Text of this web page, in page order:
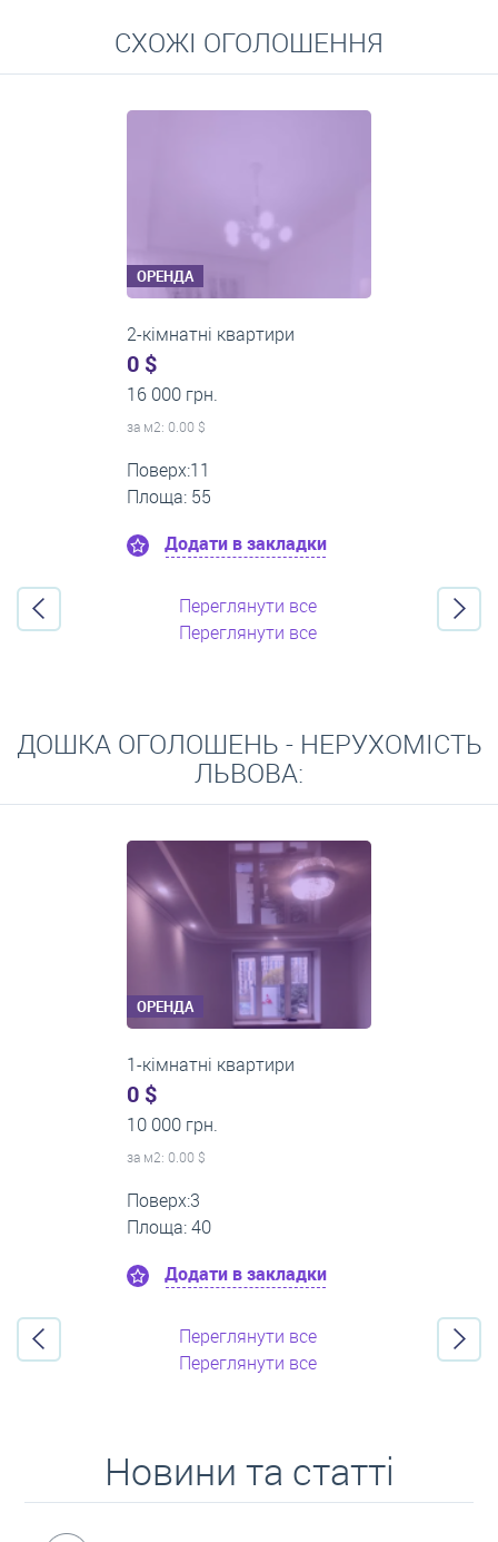
Середні ціни на довготривалу оренду квартир, особняків,
кімнат
СХОЖІ ОГОЛОШЕННЯ
ОРЕНДА
2-кімнатні квартири
0 $
14 000 грн.
за м2: 0.00 $
Поверх:5
Площа: 50
Додати в закладки
Переглянути все
Переглянути все
ДОШКА ОГОЛОШЕНЬ - НЕРУХОМІСТЬ
ЛЬВОВА:
ОРЕНДА
2-кімнатні квартири
0 $
16 000 грн.
за м2: 0.00 $
Поверх:11
Площа: 55
Додати в закладки
Переглянути все
Переглянути все
Новини та статті